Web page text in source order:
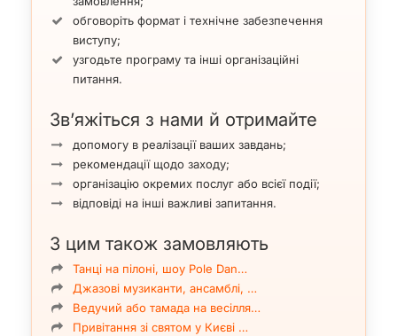
обговоріть формат і технічне забезпечення
виступу;
узгодьте програму та інші організаційні
питання.
Зв’яжіться з нами й отримайте
допомогу в реалізації ваших завдань;
рекомендації щодо заходу;
організацію окремих послуг або всієї події;
відповіді на інші важливі запитання.
З цим також замовляють
Танці на пілоні, шоу Pole Dan…
Джазові музиканти, ансамблі, …
Ведучий або тамада на весілля…
Привітання зі святом у Києві …